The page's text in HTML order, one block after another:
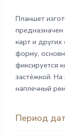
Планшет
карт и
форму,
фиксируется
застёжкой.
наплечный
Период